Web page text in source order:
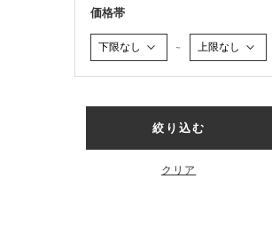
価格帯
～
絞り込む
クリア